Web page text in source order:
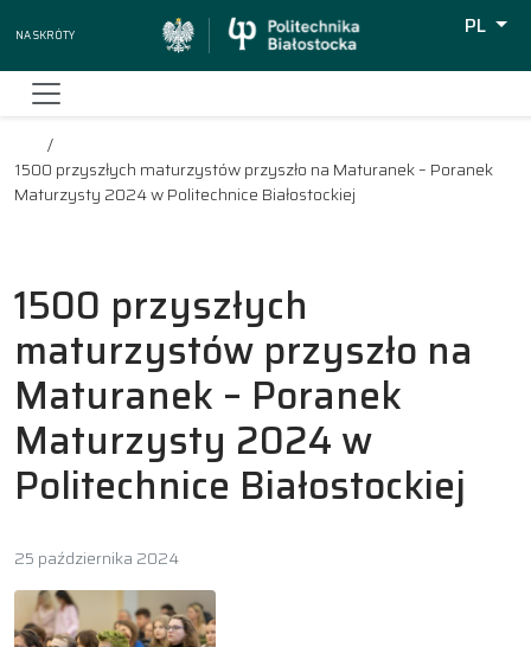
Na skróty
PL
1500 przyszłych maturzystów przyszło na Maturanek – Poranek
Maturzysty 2024 w Politechnice Białostockiej
1500 przyszłych
maturzystów przyszło na
Maturanek – Poranek
Maturzysty 2024 w
Politechnice Białostockiej
25 października 2024